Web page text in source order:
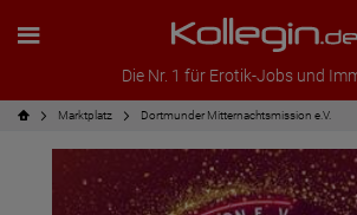
Die Nr. 1 für Erotik-Jobs und
Marktplatz Dortmunder Mitternachtsmission e.V.